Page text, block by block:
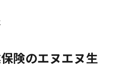
険のエヌエヌ生